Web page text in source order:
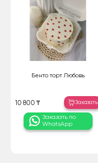
Бенто торт Любовь
10 800 ₸ Заказать
Заказать по
WhatsApp